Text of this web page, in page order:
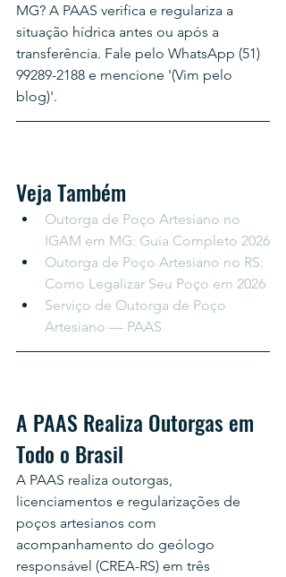
MG? A PAAS verifica e regulariza a
situação hídrica antes ou após a
transferência. Fale pelo WhatsApp (51)
99289-2188 e mencione '(Vim pelo
blog)'.
Veja Também
Outorga de Poço Artesiano no
IGAM em MG: Guia Completo 2026
Outorga de Poço Artesiano no RS:
Como Legalizar Seu Poço em 2026
Serviço de Outorga de Poço
Artesiano — PAAS
A PAAS Realiza Outorgas em
Todo o Brasil
A PAAS realiza outorgas,
licenciamentos e regularizações de
poços artesianos com
acompanhamento do geólogo
responsável (CREA-RS) em três